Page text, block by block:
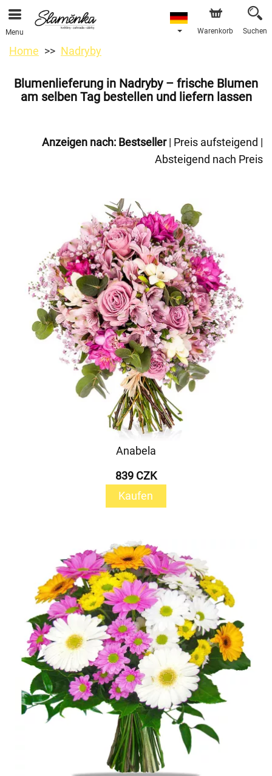
Menu Warenkorb Suchen
Home Nadryby
Blumenlieferung in Nadryby – frische Blumen
am selben Tag bestellen und liefern lassen
Anzeigen nach: Bestseller| Preis aufsteigend |
Absteigend nach Preis
Anabela
839 CZK
Kaufen